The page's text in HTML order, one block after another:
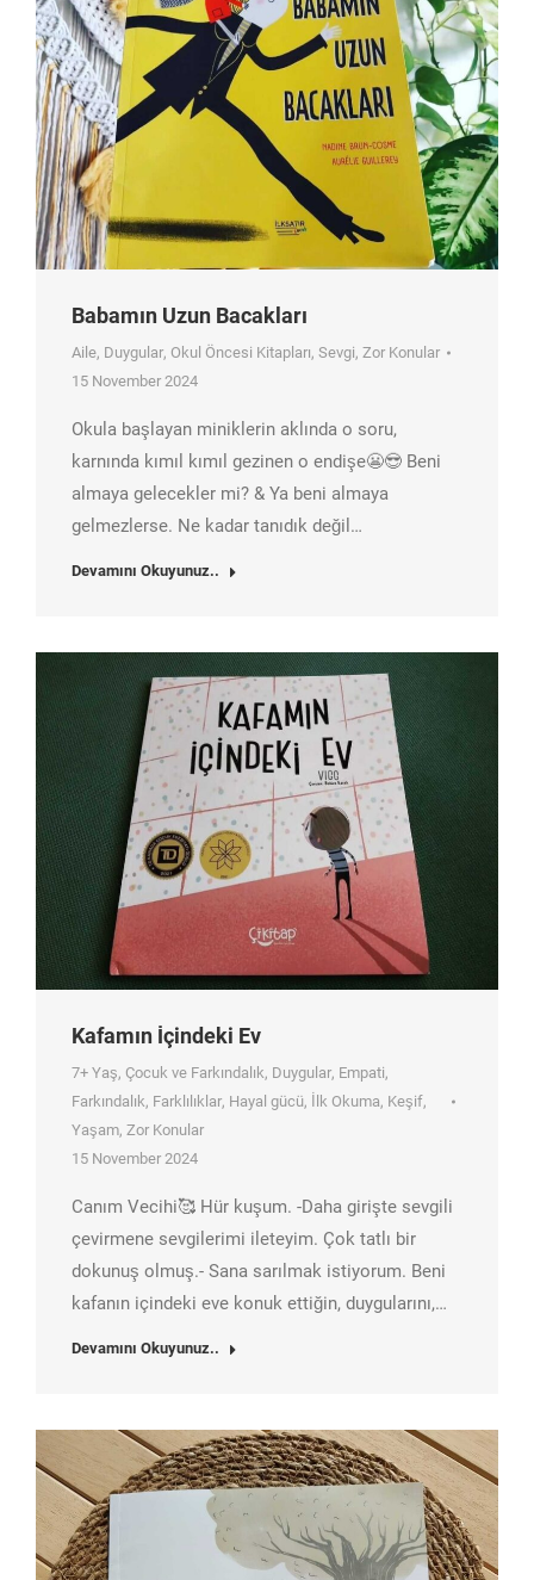
Babamın Uzun Bacakları
Aile, Duygular, Okul Öncesi Kitapları, Sevgi, Zor Konular
15 November 2024
Okula başlayan miniklerin aklında o soru,
karnında kımıl kımıl gezinen o endişe😬😎 Beni
almaya gelecekler mi? & Ya beni almaya
gelmezlerse. Ne kadar tanıdık değil…
Devamını Okuyunuz..
Kafamın İçindeki Ev
7+ Yaş, Çocuk ve Farkındalık, Duygular, Empati,
Farkındalık, Farklılıklar, Hayal gücü, İlk Okuma, Keşif,
Yaşam, Zor Konular
15 November 2024
Canım Vecihi🥰 Hür kuşum. -Daha girişte sevgili
çevirmene sevgilerimi ileteyim. Çok tatlı bir
dokunuş olmuş.- Sana sarılmak istiyorum. Beni
kafanın içindeki eve konuk ettiğin, duygularını,…
Devamını Okuyunuz..